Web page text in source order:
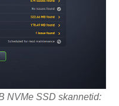
NVMe SSD skannetid: